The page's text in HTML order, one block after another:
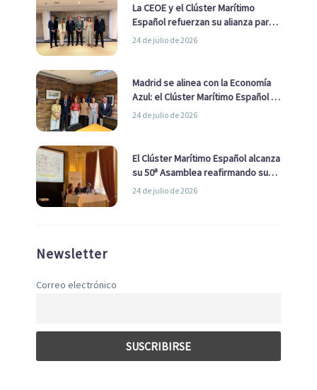
La CEOE y el Clúster Marítimo
Español refuerzan su alianza para
impulsar una estrategia Nacional
24 de julio de 2026
Madrid se alinea con la Economía
Azul: el Clúster Marítimo Español y
la Real Liga Naval avanzan alianzas
24 de julio de 2026
El Clúster Marítimo Español alcanza
su 50ª Asamblea reafirmando su
liderazgo en la Economía Azul
24 de julio de 2026
Newsletter
Correo electrónico